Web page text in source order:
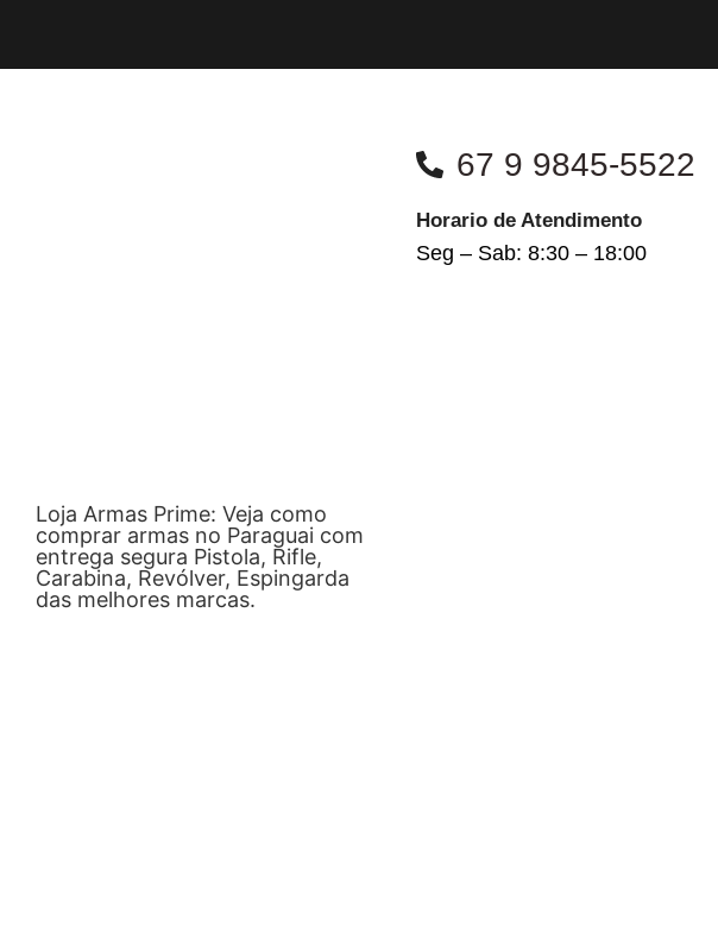
Loja Armas Prime: Veja como
comprar armas no Paraguai com
entrega segura Pistola, Rifle,
Carabina, Revólver, Espingarda
das melhores marcas.
67 9 9845-5522
Horario de Atendimento
Seg – Sab: 8:30 – 18:00